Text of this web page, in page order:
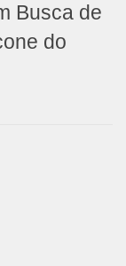
Busca de
do